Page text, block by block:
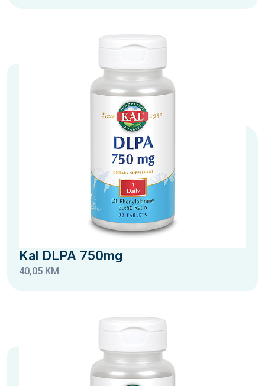
Kal DLPA 750mg
40,05 KM